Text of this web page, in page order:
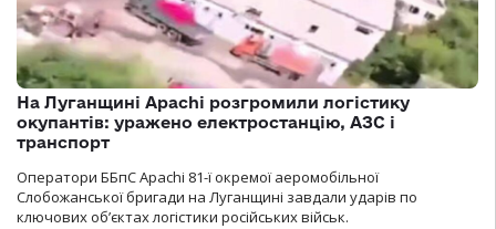
На Луганщині Apachi розгромили логістику
окупантів: уражено електростанцію, АЗС і
транспорт
Оператори ББпС Apachi 81-ї окремої аеромобільної
Слобожанської бригади на Луганщині завдали ударів по
ключових об’єктах логістики російських військ.